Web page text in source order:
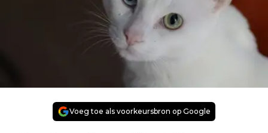
Voeg toe als voorkeursbron op Google